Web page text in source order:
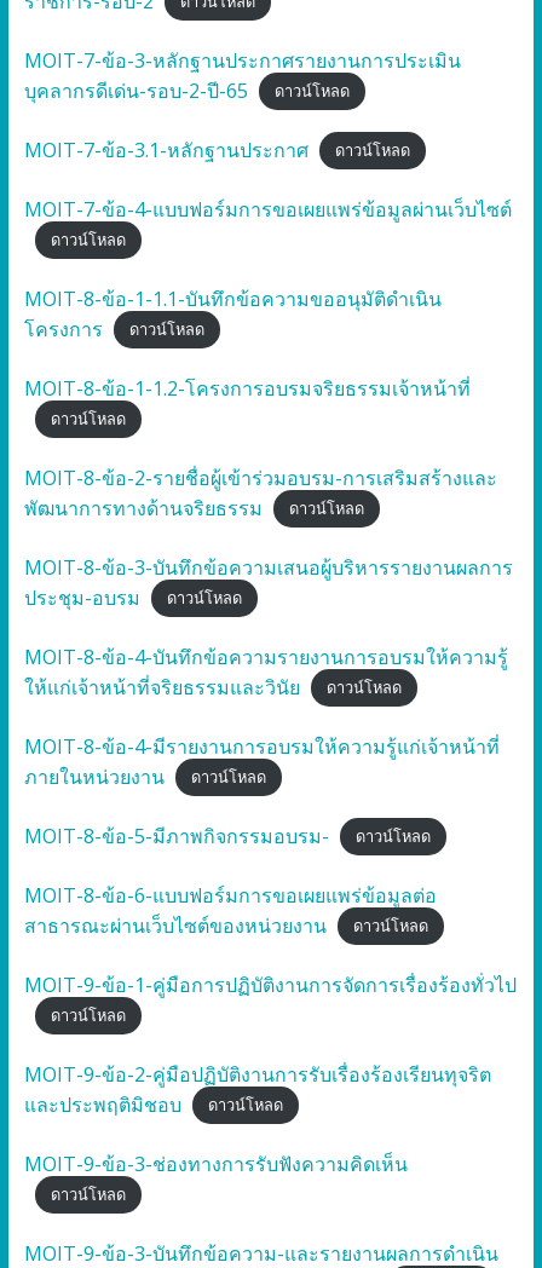
MOIT-7-ข้อ-3-หลักฐานประกาศรายงานการประเมิน
บุคลากรดีเด่น-รอบ-2-ปี-65
ดาวน์โหลด
MOIT-7-ข้อ-3.1-หลักฐานประกาศ ดาวน์โหลด
MOIT-7-ข้อ-4-แบบฟอร์มการขอเผยแพร่ข้อมูลผ่านเว็บไซต์
ดาวน์โหลด
MOIT-8-ข้อ-1-1.1-บันทึกข้อความขออนุมัติดำเนิน
โครงการ
ดาวน์โหลด
MOIT-8-ข้อ-1-1.2-โครงการอบรมจริยธรรมเจ้าหน้าที่
ดาวน์โหลด
MOIT-8-ข้อ-2-รายชื่อผู้เข้าร่วมอบรม-การเสริมสร้างและ
พัฒนาการทางด้านจริยธรรม
ดาวน์โหลด
MOIT-8-ข้อ-3-บันทึกข้อความเสนอผู้บริหารรายงานผลการ
ประชุม-อบรม
ดาวน์โหลด
MOIT-8-ข้อ-4-บันทึกข้อความรายงานการอบรมให้ความรู้
ให้แก่เจ้าหน้าที่จริยธรรมและวินัย
ดาวน์โหลด
MOIT-8-ข้อ-4-มีรายงานการอบรมให้ความรู้แก่เจ้าหน้าที่
ภายในหน่วยงาน
ดาวน์โหลด
MOIT-8-ข้อ-5-มีภาพกิจกรรมอบรม- ดาวน์โหลด
MOIT-8-ข้อ-6-แบบฟอร์มการขอเผยแพร่ข้อมูลต่อ
สาธารณะผ่านเว็บไซต์ของหน่วยงาน
ดาวน์โหลด
MOIT-9-ข้อ-1-คู่มือการปฏิบัติงานการจัดการเรื่องร้องทั่วไป
ดาวน์โหลด
MOIT-9-ข้อ-2-คู่มือปฏิบัติงานการรับเรื่องร้องเรียนทุจริต
และประพฤติมิชอบ
ดาวน์โหลด
MOIT-9-ข้อ-3-ช่องทางการรับฟังความคิดเห็น
ดาวน์โหลด
MOIT-9-ข้อ-3-บันทึกข้อความ-และรายงานผลการดำเนิน